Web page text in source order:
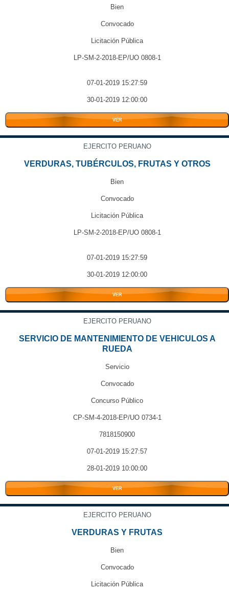
Bien
Convocado
Licitación Pública
LP-SM-2-2018-EP/UO 0808-1
07-01-2019 15:27:59
30-01-2019 12:00:00
VER
EJERCITO PERUANO
VERDURAS, TUBÉRCULOS, FRUTAS Y OTROS
Bien
Convocado
Licitación Pública
LP-SM-2-2018-EP/UO 0808-1
07-01-2019 15:27:59
30-01-2019 12:00:00
VER
EJERCITO PERUANO
SERVICIO DE MANTENIMIENTO DE VEHICULOS A
RUEDA
Servicio
Convocado
Concurso Público
CP-SM-4-2018-EP/UO 0734-1
7818150900
07-01-2019 15:27:57
28-01-2019 10:00:00
VER
EJERCITO PERUANO
VERDURAS Y FRUTAS
Bien
Convocado
Licitación Pública